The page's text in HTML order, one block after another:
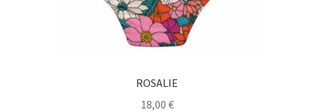
ROSALIE
18,00 €